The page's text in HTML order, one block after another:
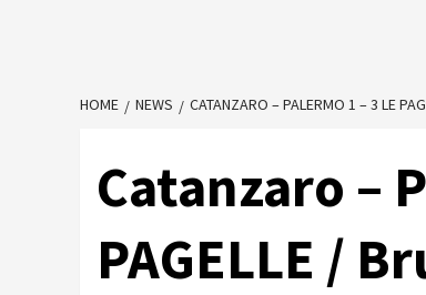
HOME NEWS CATANZARO – PALERMO 1 – 3 LE
Catanzaro –
PAGELLE /